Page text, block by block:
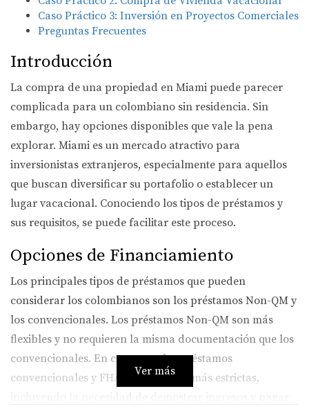
Caso Práctico 3: Inversión en Proyectos Comerciales
Preguntas Frecuentes
Introducción
La compra de una propiedad en Miami puede parecer
complicada para un colombiano sin residencia. Sin
embargo, hay opciones disponibles que vale la pena
explorar. Miami es un mercado atractivo para
inversionistas extranjeros, especialmente para aquellos
que buscan diversificar su portafolio o establecer un
lugar vacacional. Conociendo los tipos de préstamos y
sus requisitos, se puede facilitar este proceso.
Opciones de Financiamiento
Los principales tipos de préstamos que pueden
considerar los colombianos son los préstamos Non-QM y
los convencionales. Los préstamos Non-QM son más
flexibles y no requieren la misma documentación que los
convencionales. En contraste, los préstamos
convencionales y FHA tienen reglas más estrictas,
Ver más